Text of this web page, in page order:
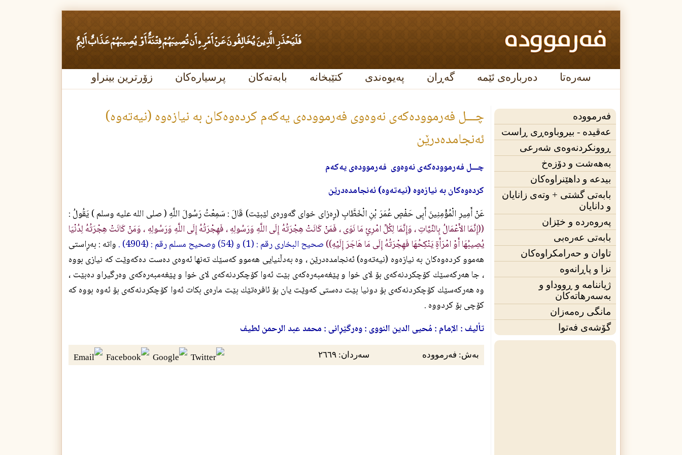
سەرەتا دەربارەی ئێمە گەڕان پەیوەندی کتێبخانە بابەتەکان پرسیارەکان زۆرترین بینراو
فەرموودە
عه‌قیده‌ - بیروباوەڕی ڕاست
ڕوونکردنەوەی شەرعی
بەهەشت و دۆزەخ
بیدعە و داهێنراوەکان
بابەتی گشتی + وته‌ی زانایان
و دانایان
پەروەردە و خێزان
بابەتی عەرەبی
تاوان و حەرامکراوەکان
نزا و پاڕانەوە
ژیاننامه‌ و ڕووداو و
بەسەرهاتەکان
مانگی ره‌مه‌زان
گۆشەی فه‌توا
چـــل فه‌رمووده‌كه‌ى نه‌وه‌وى فه‌رمووده‌ى يه‌كه‌م كرده‌وه‌كان به‌ نيازه‌وه‌ (نيه‌ته‌وه‌)
ئه‌نجامده‌درێن
چـــل فه‌رمووده‌كه‌ى نه‌وه‌وى فه‌رمووده‌ى يه‌كه‌م
كرده‌وه‌كان به‌ نيازه‌وه‌ (نيه‌ته‌وه‌) ئه‌نجامده‌درێن
عَنْ أَمِيرِ الْمُؤْمِنِينَ أَبِى حَفْصٍ عُمَرَ بْنِ الْخَطَّابِ (ڕه‌زاى خواى گه‌وره‌ى لێبێت) قَالَ : سَمِعْتُ رَسُولَ اللَّهِ ( صلی الله‌ علیه‌ وسلم ) يَقُولُ :
((إِنَّمَا الأَعْمَالُ بِالنِّيَّاتِ ، وَإِنَّمَا لِكُلِّ امْرِئٍ مَا نَوَى ، فَمَنْ كَانَتْ هِجْرَتُهُ إِلَى اللَّهِ وَرَسُولِهِ ، فَهِجْرَتُهُ إِلَى اللَّهِ وَرَسُولِهِ ، وَمَنْ كَانَتْ هِجْرَتُهُ لِدُنْيَا
يُصِيبُهَا أَوْ امْرَأَةٍ يَنْكِحُهَا فَهِجْرَتُهُ إِلَى مَا هَاجَرَ إِلَيْهِ)) صحيح البخارى رقم : (1) و (54) وصحيح مسلم رقم : (4904) .
واته‌ : به‌ڕاستى
هه‌موو كرده‌وه‌كان به‌ نيازه‌وه‌ (نيه‌ته‌وه‌) ئه‌نجامده‌درێن ، وه‌ به‌دڵنيايى هه‌موو كه‌سێك ته‌نها ئه‌وه‌ى ده‌ست ده‌كه‌وێت كه‌ نيازى بووه‌
، جا هه‌ركه‌سێك كۆچكردنه‌كه‌ى بۆ لاى خوا و پێغه‌مبه‌ره‌كه‌ى بێت ئه‌وا كۆچكردنه‌كه‌ى لاى خوا و پێغه‌مبه‌ره‌كه‌ى وه‌رگيراو ده‌بێت ،
وه‌ هه‌ركه‌سێك كۆچكردنه‌كه‌ى بۆ دونيا بێت ده‌ستى كه‌وێت يان بۆ ئافره‌تێك بێت ماره‌ى بكات ئه‌وا كۆچكردنه‌كه‌ى بۆ ئه‌وه‌ بووه‌ كه‌
كۆچى بۆ كردووه‌ .
تأليف : الإمام : مُحيى الدين النووى : وه‌رگێڕانى : محمد عبد الرحمن لطيف
بەش: فەرموودە سەردان: ٢٦٦٩